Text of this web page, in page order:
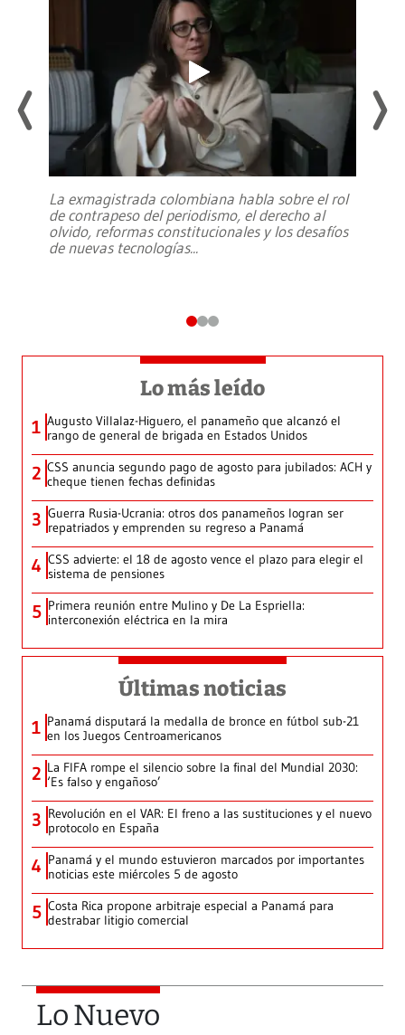
La exmagistrada colombiana habla sobre el rol
de contrapeso del periodismo, el derecho al
olvido, reformas constitucionales y los desafíos
de nuevas tecnologías...
Lo más leído
1 Augusto Villalaz-Higuero, el panameño que alcanzó el
rango de general de brigada en Estados Unidos
2 CSS anuncia segundo pago de agosto para jubilados: ACH y
cheque tienen fechas definidas
3 Guerra Rusia-Ucrania: otros dos panameños logran ser
repatriados y emprenden su regreso a Panamá
4 CSS advierte: el 18 de agosto vence el plazo para elegir el
sistema de pensiones
5 Primera reunión entre Mulino y De La Espriella:
interconexión eléctrica en la mira
Últimas noticias
1 Panamá disputará la medalla de bronce en fútbol sub-21
en los Juegos Centroamericanos
2 La FIFA rompe el silencio sobre la final del Mundial 2030:
‘Es falso y engañoso’
3 Revolución en el VAR: El freno a las sustituciones y el nuevo
protocolo en España
4 Panamá y el mundo estuvieron marcados por importantes
noticias este miércoles 5 de agosto
5 Costa Rica propone arbitraje especial a Panamá para
destrabar litigio comercial
Lo Nuevo